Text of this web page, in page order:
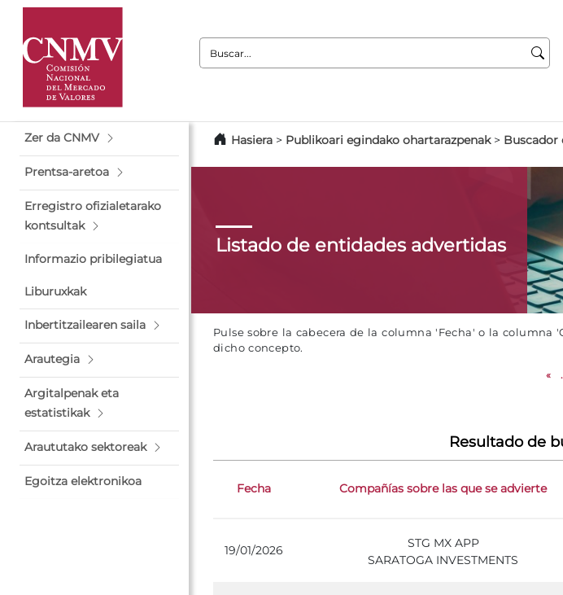
Buscar:
Zer da CNMV
Prentsa-aretoa
Erregistro ofizialetarako
kontsultak
Informazio pribilegiatua
Liburuxkak
Inbertitzailearen saila
Arautegia
Argitalpenak eta
estatistikak
Araututako sektoreak
Egoitza elektronikoa
Hasiera > Publikoari egindako ohartarazpenak> Buscador
Listado de entidades advertidas
Pulse sobre la cabecera de la columna 'Fecha' o la columna
dicho concepto.
«
Resultado de
Fecha Compañías sobre las que se advierte
19/01/2026
STG MX APP
SARATOGA INVESTMENTS